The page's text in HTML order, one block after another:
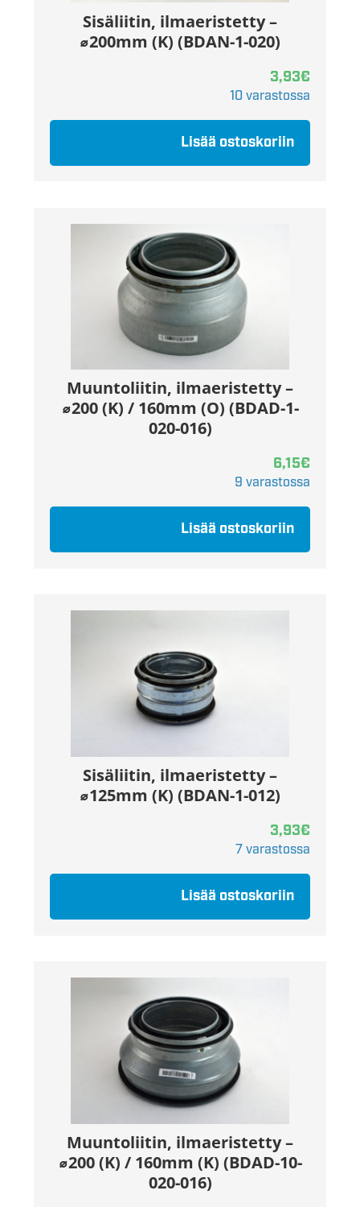
Sisäliitin, ilmaeristetty –
⌀200mm (K) (BDAN-1-020)
3,93€
10 varastossa
Lisää ostoskoriin
Muuntoliitin, ilmaeristetty –
⌀200 (K) / 160mm (O) (BDAD-1-
020-016)
6,15€
9 varastossa
Lisää ostoskoriin
Sisäliitin, ilmaeristetty –
⌀125mm (K) (BDAN-1-012)
3,93€
7 varastossa
Lisää ostoskoriin
Muuntoliitin, ilmaeristetty –
⌀200 (K) / 160mm (K) (BDAD-10-
020-016)